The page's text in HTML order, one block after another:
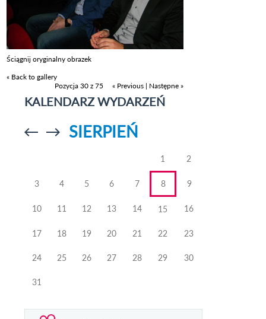
Ściągnij oryginalny obrazek
« Back to gallery
Pozycja 30 z 75
« Previous | Następne »
KALENDARZ WYDARZEŃ
Przejdź doPrzejdź do
SIERPIEŃ
1 2
3 4 5 6 7 8 9
10 11 12 13 14 15 16
17 18 19 20 21 22 23
24 25 26 27 28 29 30
31